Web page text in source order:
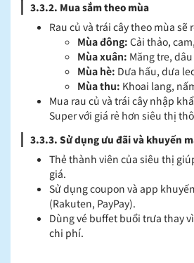
3.3.2. Mua sắm theo mùa
Rau củ và trái cây theo mùa sẽ
Mùa đông: Cải thảo,
Mùa xuân: Măng tre, dâu
Mùa hè: Dưa hấu, dưa
Mùa thu: Khoai lang,
Mua rau củ và trái cây nhập
Super với giá rẻ hơn siêu thị
3.3.3. Sử dụng ưu đãi và khuyến
Thẻ thành viên của siêu thị
giá.
Sử dụng coupon và app
(Rakuten, PayPay).
Dùng vé buffet buổi trưa thay
chi phí.